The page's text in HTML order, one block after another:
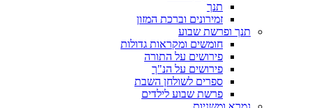
תנך
זמירונים וברכת המזון
תנך ופרשת שבוע
חומשים ומקראות גדולות
פירושים על התורה
פירושים על הנ"ך
ספרים לשולחן השבת
פרשת שבוע לילדים